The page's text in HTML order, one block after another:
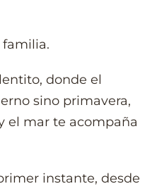
familia.
donde el
sino primavera,
el mar te acompaña
instante, desde